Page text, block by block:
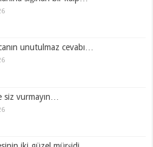
unutulmaz cevabı…
siz vurmayın…